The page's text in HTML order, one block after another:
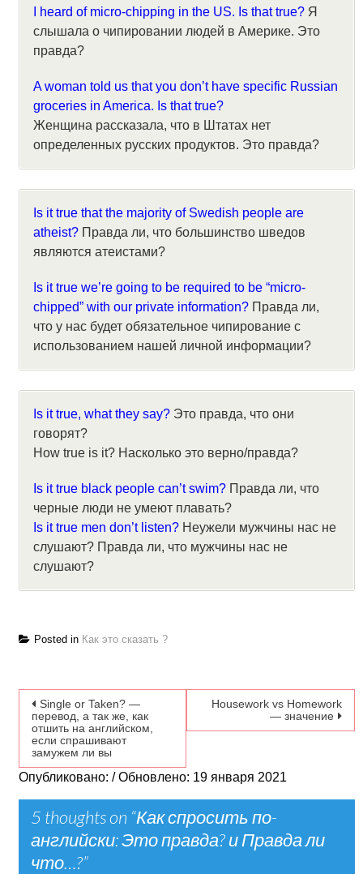
I heard of micro-chipping in the US. Is that true?Я
слышала о чипировании людей в Америке. Это
правда?
A woman told us that you don’t have specific Russian
groceries in America. Is that true?
Женщина рассказала, что в Штатах нет
определенных русских продуктов. Это правда?
Is it true that the majority of Swedish people are
atheist?Правда ли, что большинство шведов
являются атеистами?
Is it true we’re going to be required to be “micro-
chipped” with our private information?Правда ли,
что у нас будет обязательное чипирование с
использованием нашей личной информации?
Is it true, what they say?Это правда, что они
говорят?
How true is it? Насколько это верно/правда?
Is it true black people can’t swim?Правда ли, что
черные люди не умеют плавать?
Is it true men don’t listen?Неужели мужчины нас не
слушают? Правда ли, что мужчины нас не
слушают?
Posted in Как это сказать ?
Навигация по записям
Single or Taken? —
перевод, а так же, как
отшить на английском,
если спрашивают
замужем ли вы
Housework vs Homework
— значение
Опубликовано: / Обновлено: 19 января 2021
5 thoughts on “Как спросить по-
английски: Это правда? и Правда ли
что…?”